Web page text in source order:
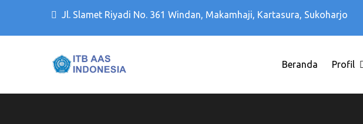
Jl. Slamet Riyadi No. 361 Windan, Makamhaji, Kartasura, Sukoharjo
Kampus PTS Solo Terbaik
Kampus PTS Solo Terbaik di Solo Raya ITB AAS
Beranda Profil